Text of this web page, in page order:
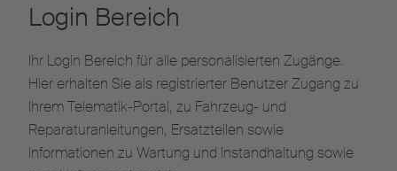
Login Bereich
Ihr Login Bereich für alle personalisierten Zugänge.
Hier erhalten Sie als registrierter Benutzer Zugang zu
Ihrem Telematik-Portal, zu Fahrzeug- und
Reparaturanleitungen, Ersatzteilen sowie
Informationen zu Wartung und Instandhaltung sowie